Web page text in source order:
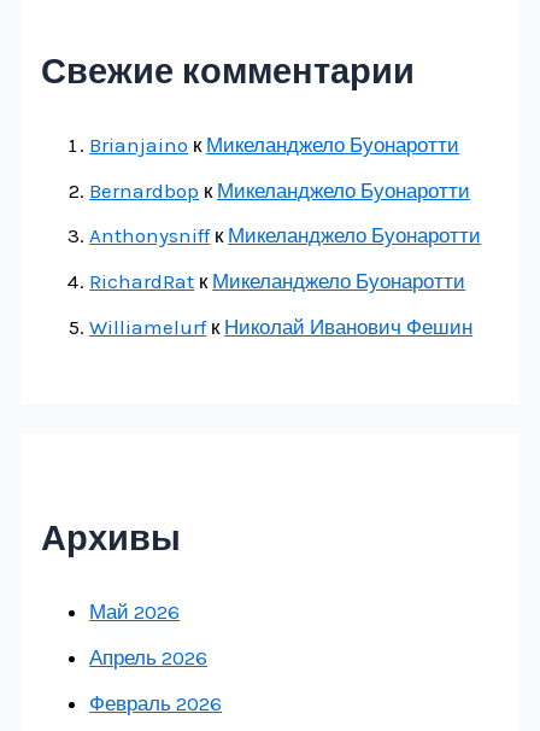
Свежие комментарии
Brianjaino к Микеланджело Буонаротти
Bernardbop к Микеланджело Буонаротти
Anthonysniffк Микеланджело Буонаротти
RichardRat к Микеланджело Буонаротти
Williamelurfк Николай Иванович Фешин
Архивы
Май 2026
Апрель 2026
Февраль 2026